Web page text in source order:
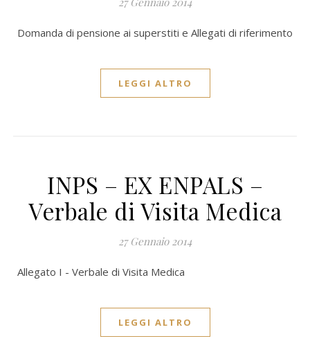
Domanda di pensione ai superstiti e Allegati di riferimento
LEGGI ALTRO
INPS – EX ENPALS –
Verbale di Visita Medica
27 Gennaio 2014
Allegato I - Verbale di Visita Medica
LEGGI ALTRO